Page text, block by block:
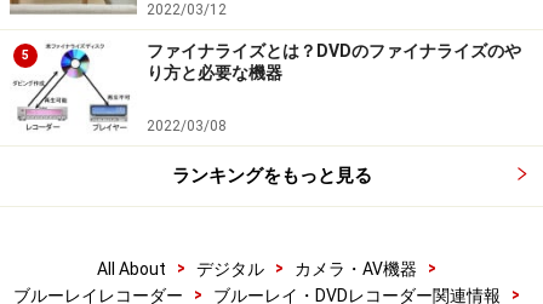
2022/03/12
5
ファイナライズとは？DVDのファイナライズのや
り方と必要な機器
2022/03/08
ランキングをもっと見る
All About > デジタル > カメラ・AV機器
>
ブルーレイレコーダー
> ブルーレイ・DVDレコーダー関連情報 >